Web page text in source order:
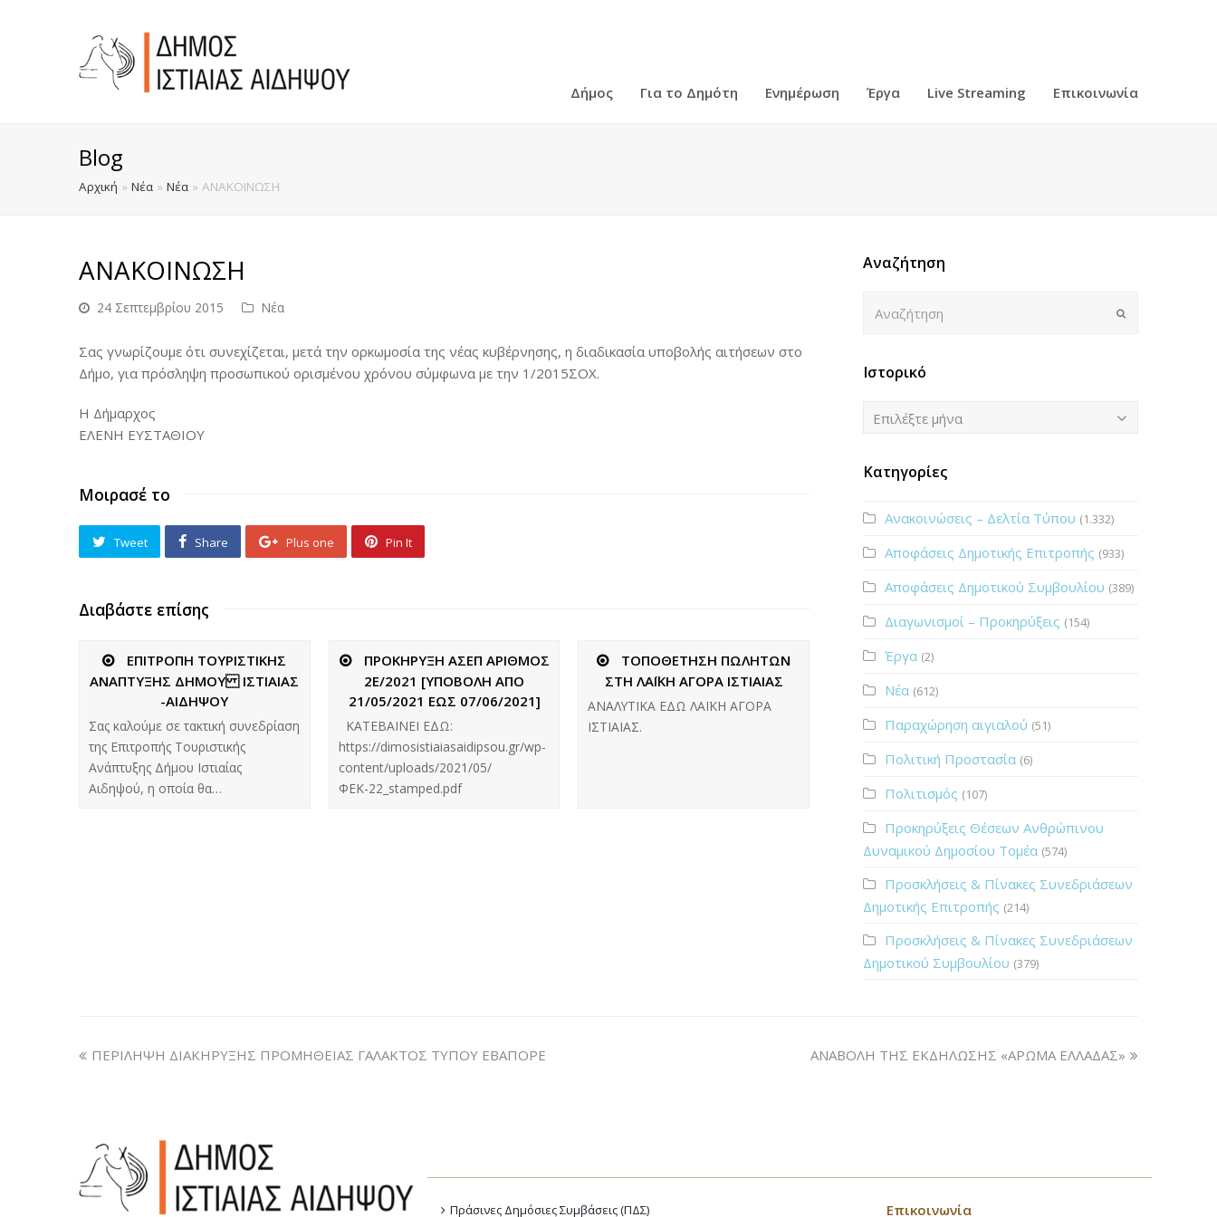
Δήμος Για το Δημότη Ενημέρωση Έργα Live Streaming Επικοινωνία
Blog
Αρχική » Νέα » Νέα » ΑΝΑΚΟΙΝΩΣΗ
ΑΝΑΚΟΙΝΩΣΗ
24 Σεπτεμβρίου 2015 Νέα
Σας γνωρίζουμε ότι συνεχίζεται, μετά την ορκωμοσία της νέας κυβέρνησης, η διαδικασία υποβολής αιτήσεων στο
Δήμο, για πρόσληψη προσωπικού ορισμένου χρόνου σύμφωνα με την 1/2015ΣΟΧ.
Η Δήμαρχος
ΕΛΕΝΗ ΕΥΣΤΑΘΙΟΥ
Μοιρασέ το
Tweet Share Plus one Pin It
Διαβάστε επίσης
ΕΠΙΤΡΟΠΗ ΤΟΥΡΙΣΤΙΚΗΣ
ΑΝΑΠΤΥΞΗΣ ΔΗΜΟΥ ΙΣΤΙΑΙΑΣ
-ΑΙΔΗΨΟΥ
Σας καλούμε σε τακτική συνεδρίαση
της Επιτροπής Τουριστικής
Ανάπτυξης Δήμου Ιστιαίας
Αιδηψού, η οποία θα…
ΠΡΟΚΗΡΥΞΗ ΑΣΕΠ ΑΡΙΘΜΟΣ
2Ε/2021 [ΥΠΟΒΟΛΗ ΑΠΟ
21/05/2021 ΕΩΣ 07/06/2021]
ΚΑΤΕΒΑΙΝΕΙ ΕΔΩ:
https://dimosistiaiasaidipsou.gr/wp-
content/uploads/2021/05/
ΦΕΚ-22_stamped.pdf
ΤΟΠΟΘΕΤΗΣΗ ΠΩΛΗΤΩΝ
ΣΤΗ ΛΑΪΚΗ ΑΓΟΡΑ ΙΣΤΙΑΙΑΣ
ΑΝΑΛΥΤΙΚΑ ΕΔΩ ΛΑΪΚΗ ΑΓΟΡΑ
ΙΣΤΙΑΙΑΣ.
Αναζήτηση
Ιστορικό
Ιστορικό
Επιλέξτε μήνα
Κατηγορίες
Ανακοινώσεις – Δελτία Τύπου (1.332)
Αποφάσεις Δημοτικής Επιτροπής (933)
Αποφάσεις Δημοτικού Συμβουλίου (389)
Διαγωνισμοί – Προκηρύξεις (154)
Έργα (2)
Νέα (612)
Παραχώρηση αιγιαλού (51)
Πολιτική Προστασία (6)
Πολιτισμός (107)
Προκηρύξεις Θέσεων Ανθρώπινου
Δυναμικού Δημοσίου Τομέα (574)
Προσκλήσεις & Πίνακες Συνεδριάσεων
Δημοτικής Επιτροπής (214)
Προσκλήσεις & Πίνακες Συνεδριάσεων
Δημοτικού Συμβουλίου (379)
ΠΕΡΙΛΗΨΗ ΔΙΑΚΗΡΥΞΗΣ ΠΡΟΜΗΘΕΙΑΣ ΓΑΛΑΚΤΟΣ ΤΥΠΟΥ ΕΒΑΠΟΡΕ ΑΝΑΒΟΛΗ ΤΗΣ ΕΚΔΗΛΩΣΗΣ «ΑΡΩΜΑ ΕΛΛΑΔΑΣ»
Πράσινες Δημόσιες Συμβάσεις (ΠΔΣ) Επικοινωνία